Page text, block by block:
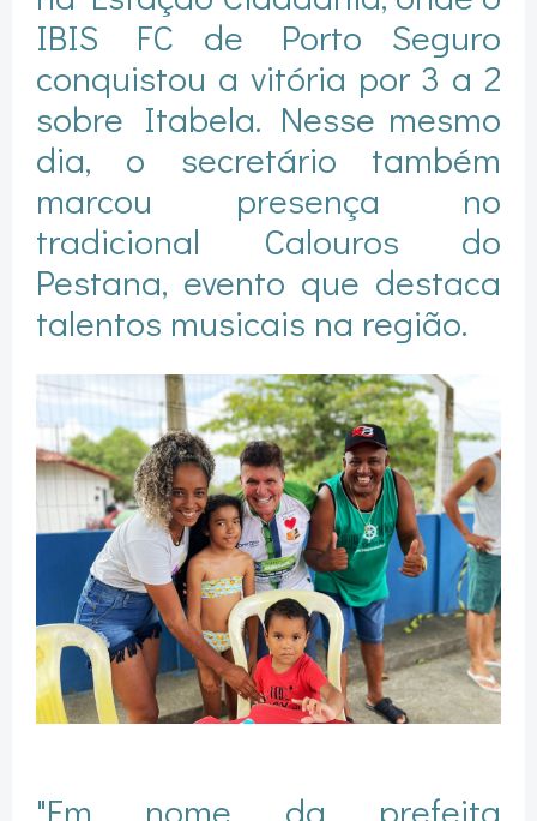
IBIS FC de Porto Seguro
conquistou a vitória por 3 a 2
sobre Itabela. Nesse mesmo
dia, o secretário também
marcou presença no
tradicional Calouros do
Pestana, evento que destaca
talentos musicais na região.
"Em nome da prefeita